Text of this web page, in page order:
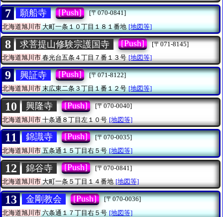
7 願船寺 [Push]
[〒070-0841]
北海道旭川市大町一条１０丁目１８１番地 [地図等]
8 求菩提山修験宗護国寺 [Push]
[〒071-8145]
北海道旭川市春光台五条４丁目７番１３号 [地図等]
9 興証寺 [Push]
[〒071-8122]
北海道旭川市末広東二条３丁目１番１２号 [地図等]
10 興隆寺 [Push]
[〒070-0040]
北海道旭川市 十条通８丁目左１０号 [地図等]
11 錦識寺 [Push]
[〒070-0035]
北海道旭川市五条通１５丁目右５号 [地図等]
12 錦谷寺 [Push]
[〒070-0841]
北海道旭川市大町一条５丁目１４番地 [地図等]
13 金剛教会 [Push]
[〒070-0036]
北海道旭川市六条通１７丁目右５号 [地図等]